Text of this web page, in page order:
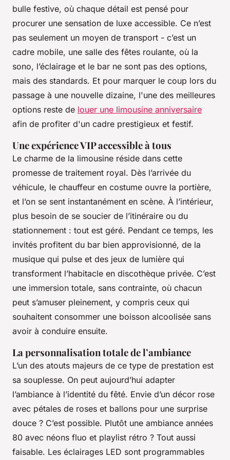
bulle festive, où chaque détail est pensé pour
procurer une sensation de luxe accessible. Ce n’est
pas seulement un moyen de transport - c’est un
cadre mobile, une salle des fêtes roulante, où la
sono, l’éclairage et le bar ne sont pas des options,
mais des standards. Et pour marquer le coup lors du
passage à une nouvelle dizaine, l'une des meilleures
options reste de louer une limousine anniversaire
afin de profiter d'un cadre prestigieux et festif.
Une expérience VIP accessible à tous
Le charme de la limousine réside dans cette
promesse de traitement royal. Dès l’arrivée du
véhicule, le chauffeur en costume ouvre la portière,
et l’on se sent instantanément en scène. À l’intérieur,
plus besoin de se soucier de l’itinéraire ou du
stationnement : tout est géré. Pendant ce temps, les
invités profitent du bar bien approvisionné, de la
musique qui pulse et des jeux de lumière qui
transforment l’habitacle en discothèque privée. C’est
une immersion totale, sans contrainte, où chacun
peut s’amuser pleinement, y compris ceux qui
souhaitent consommer une boisson alcoolisée sans
avoir à conduire ensuite.
La personnalisation totale de l’ambiance
L’un des atouts majeurs de ce type de prestation est
sa souplesse. On peut aujourd’hui adapter
l’ambiance à l’identité du fêté. Envie d’un décor rose
avec pétales de roses et ballons pour une surprise
douce ? C’est possible. Plutôt une ambiance années
80 avec néons fluo et playlist rétro ? Tout aussi
faisable. Les éclairages LED sont programmables